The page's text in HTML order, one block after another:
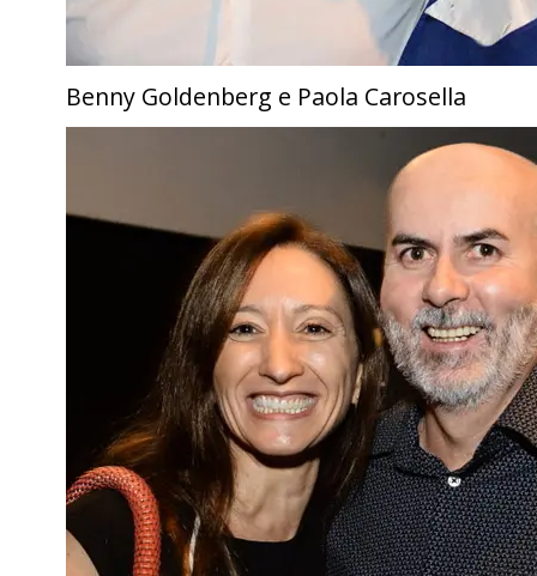
Benny Goldenberg e Paola Carosella